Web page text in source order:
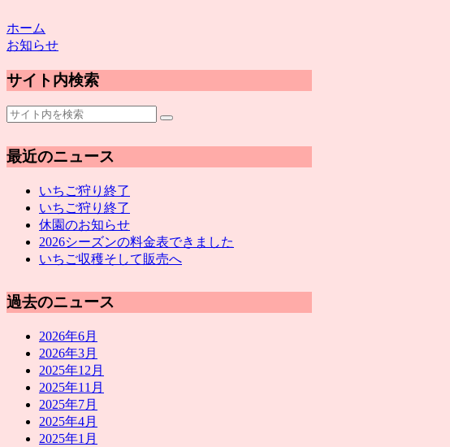
ホーム
お知らせ
サイト内検索
最近のニュース
いちご狩り終了
いちご狩り終了
休園のお知らせ
2026シーズンの料金表できました
いちご収穫そして販売へ
過去のニュース
2026年6月
2026年3月
2025年12月
2025年11月
2025年7月
2025年4月
2025年1月